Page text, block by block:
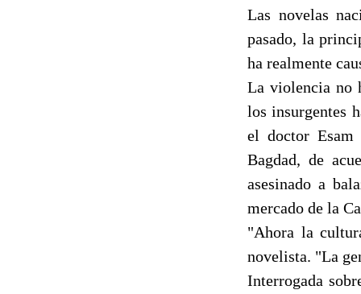
Las novelas
pasado, la
ha realmente
La violencia no
los insurgentes
el doctor Esam
Bagdad, de
asesinado a
mercado de la
"Ahora la
novelista. "La
Interrogada